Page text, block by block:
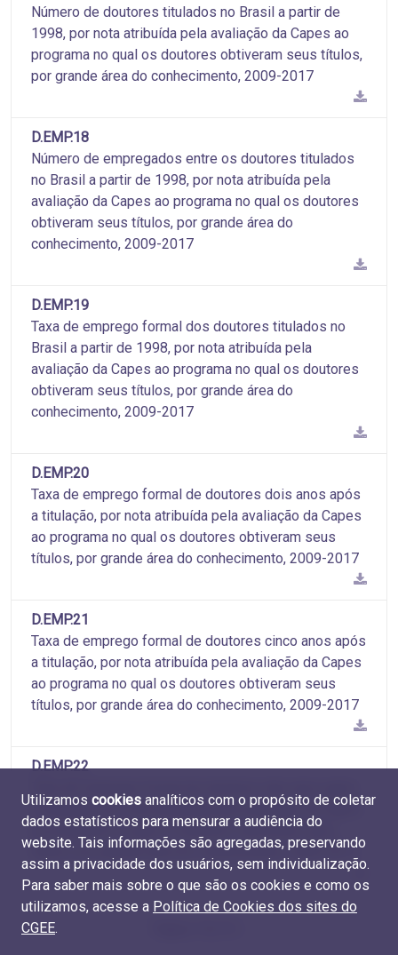
Número de doutores titulados no Brasil a partir de
1998, por nota atribuída pela avaliação da Capes ao
programa no qual os doutores obtiveram seus títulos,
por grande área do conhecimento, 2009-2017
D.EMP.18
Número de empregados entre os doutores titulados
no Brasil a partir de 1998, por nota atribuída pela
avaliação da Capes ao programa no qual os doutores
obtiveram seus títulos, por grande área do
conhecimento, 2009-2017
D.EMP.19
Taxa de emprego formal dos doutores titulados no
Brasil a partir de 1998, por nota atribuída pela
avaliação da Capes ao programa no qual os doutores
obtiveram seus títulos, por grande área do
conhecimento, 2009-2017
D.EMP.20
Taxa de emprego formal de doutores dois anos após
a titulação, por nota atribuída pela avaliação da Capes
ao programa no qual os doutores obtiveram seus
títulos, por grande área do conhecimento, 2009-2017
D.EMP.21
Taxa de emprego formal de doutores cinco anos após
a titulação, por nota atribuída pela avaliação da Capes
ao programa no qual os doutores obtiveram seus
títulos, por grande área do conhecimento, 2009-2017
D.EMP.22
a titulação, por nota atribuída pela avaliação da Capes
ao programa no qual os doutores obtiveram seus
títulos, por grande área do conhecimento, 2009-2017
Utilizamos cookies analíticos com o propósito de coletar
dados estatísticos para mensurar a audiência do
website. Tais informações são agregadas, preservando
assim a privacidade dos usuários, sem individualização.
Para saber mais sobre o que são os cookies e como os
utilizamos, acesse a Política de Cookies dos sites do
CGEE.